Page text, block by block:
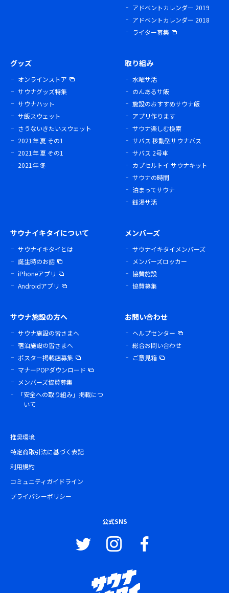
アドベントカレンダー 2019
アドベントカレンダー 2018
ライター募集
グッズ
オンラインストア
サウナグッズ特集
サウナハット
サ飯スウェット
さうないきたいスウェット
2021年 夏 その1
2021年 夏 その1
2021年 冬
取り組み
水曜サ活
のんあるサ飯
施設のおすすめサウナ飯
アプリ作ります
サウナ楽しむ検索
サバス 移動型サウナバス
サバス 2号車
カプセルトイ サウナキット
サウナの時間
泊まってサウナ
銭湯サ活
サウナイキタイについて
サウナイキタイとは
誕生時のお話
iPhoneアプリ
Androidアプリ
メンバーズ
サウナイキタイメンバーズ
メンバーズロッカー
協賛施設
協賛募集
サウナ施設の方へ
サウナ施設の皆さまへ
宿泊施設の皆さまへ
ポスター掲載店募集
マナーPOPダウンロード
メンバーズ協賛募集
「安全への取り組み」掲載につ
いて
お問い合わせ
ヘルプセンター
総合お問い合わせ
ご意見箱
推奨環境
特定商取引法に基づく表記
利用規約
コミュニティガイドライン
プライバシーポリシー
公式SNS